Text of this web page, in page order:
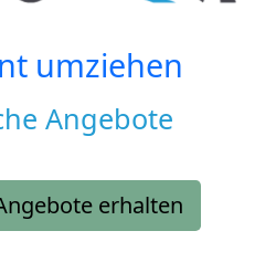
umziehen
Angebote
erhalten